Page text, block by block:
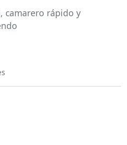
camarero rápido y